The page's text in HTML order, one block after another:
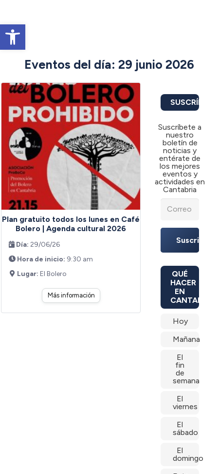
Abrir barra de herramientas
Eventos del día: 29 junio 2026
Plan gratuito todos los lunes en Café
Bolero | Agenda cultural 2026
Día: 29/06/26
Hora de inicio: 9:30 am
Lugar: El Bolero
Más información
SUSCRÍBETE
Suscríbete a
nuestro
boletín de
noticias y
entérate de
los mejores
eventos y
actividades en
Cantabria
Suscribirte
QUÉ
HACER
EN
Hoy
Mañana
El
fin
de
semana
El
viernes
El
sábado
El
domingo